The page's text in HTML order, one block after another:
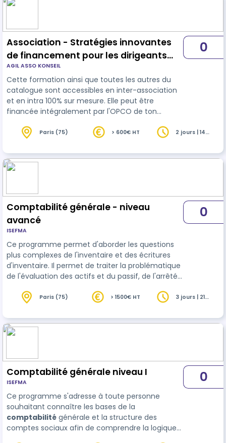
Association - Stratégies innovantes
de financement pour les dirigeants
d'associations et ONG
AGIL ASSO KONSEIL
Cette formation ainsi que toutes les autres du
catalogue sont accessibles en inter-association
et en intra 100% sur mesure. Elle peut être
financée intégralement par l'OPCO de ton
autre).
0
Paris (75) > 600€ HT
2 jours | 14
Comptabilité générale - niveau
avancé
ISEFMA
Ce programme permet d'aborder les questions
plus complexes de l'inventaire et des écritures
d'inventaire. Il permet de traiter la problématique
de l'évaluation des actifs et du passif, de l'arrêté
sociaux.
0
Paris (75) > 1500€ HT
3 jours | 21
Comptabilité générale niveau I
ISEFMA
Ce programme s'adresse à toute personne
souhaitant connaître les bases de la
comptabilité générale et la structure des
comptes sociaux afin de comprendre la logique
0